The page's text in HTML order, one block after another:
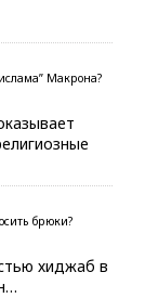
Макрона?
брюки?
хиджаб в